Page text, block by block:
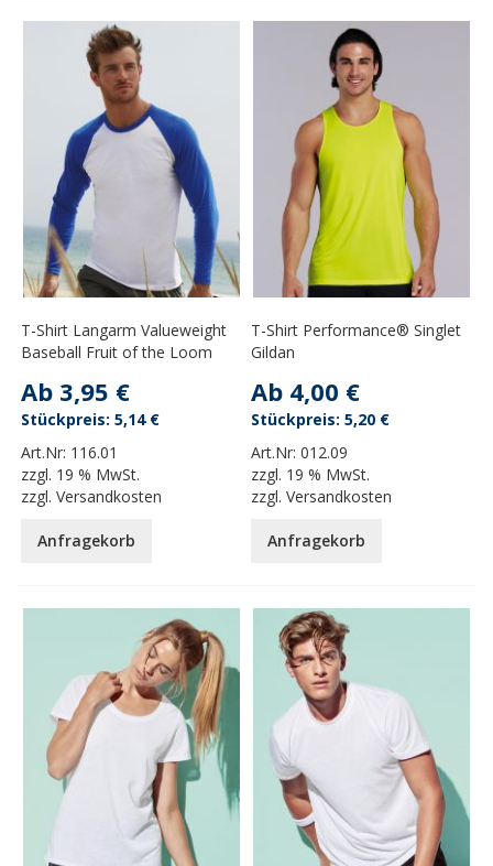
T-Shirt Langarm Valueweight
Baseball Fruit of the Loom
Ab 3,95 €
Art.Nr: 116.01
zzgl. 19 % MwSt.
zzgl.Versandkosten
5,14 €
Anfragekorb
T-Shirt Performance® Singlet
Gildan
Ab 4,00 €
Art.Nr:012.09
zzgl. 19 % MwSt.
zzgl.Versandkosten
5,20 €
Anfragekorb